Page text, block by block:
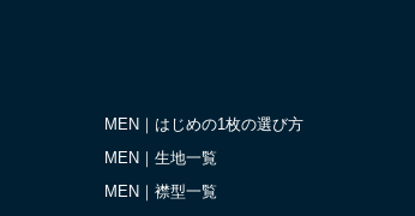
MEN｜はじめの1枚の選び方
MEN｜生地一覧
MEN｜襟型一覧